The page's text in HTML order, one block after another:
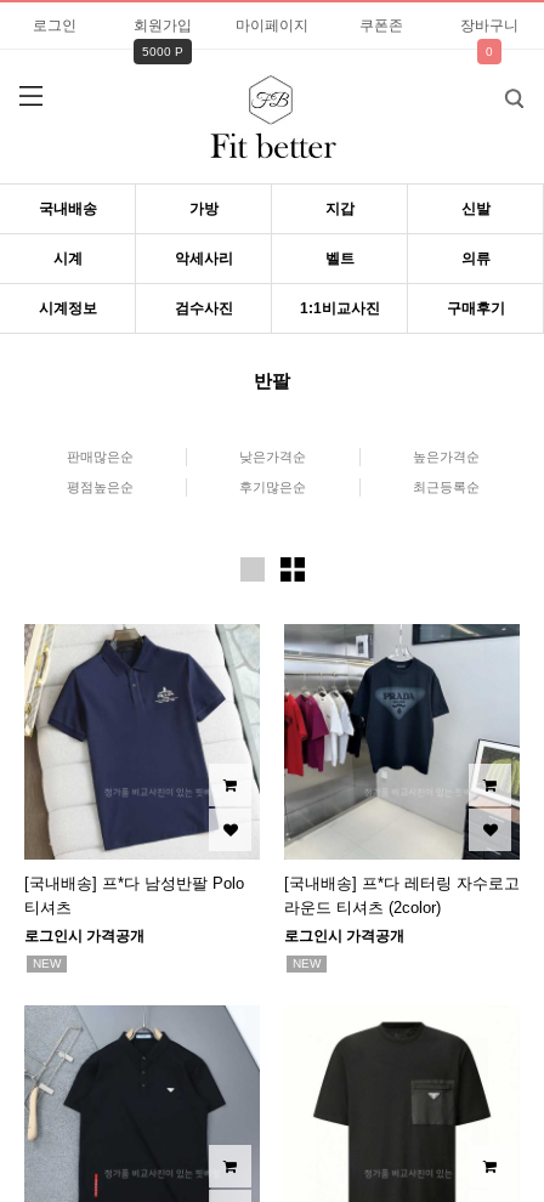
로그인 회원가입
5000 P
마이페이지 쿠폰존 장바구니
0
국내배송 가방 지갑 신발
시계 악세사리 벨트 의류
시계정보 검수사진 1:1비교사진 구매후기
반팔
판매많은순 낮은가격순 높은가격순
평점높은순 후기많은순 최근등록순
[국내배송] 프*다 남성반팔 Polo
티셔츠
로그인시 가격공개
NEW
[국내배송] 프*다 레터링 자수로고
라운드 티셔츠 (2color)
로그인시 가격공개
NEW